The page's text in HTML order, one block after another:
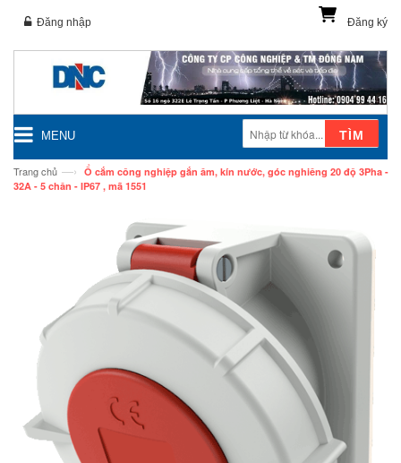
Đăng ký
Đăng nhập
MENU TÌM
Trang chủ —› Ổ cắm công nghiệp gắn âm, kín nước, góc nghiêng 20 độ 3Pha -
32A - 5 chân - IP67 , mã 1551